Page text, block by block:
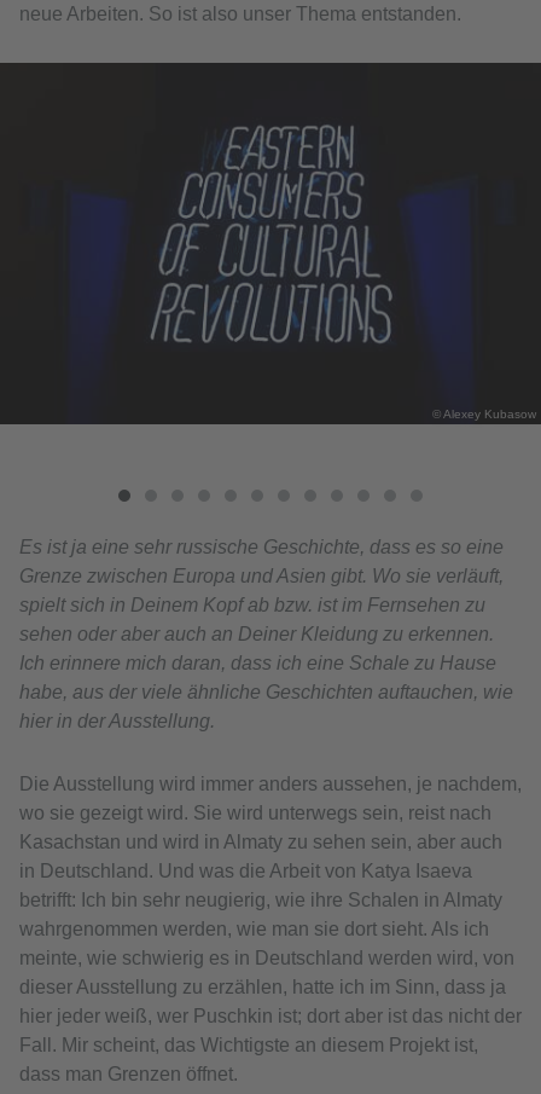
neue Arbeiten. So ist also unser Thema entstanden.
© Alexey Kubasow
Es ist ja eine sehr russische Geschichte, dass es so eine
Grenze zwischen Europa und Asien gibt. Wo sie verläuft,
spielt sich in Deinem Kopf ab bzw. ist im Fernsehen zu
sehen oder aber auch an Deiner Kleidung zu erkennen.
Ich erinnere mich daran, dass ich eine Schale zu Hause
habe, aus der viele ähnliche Geschichten auftauchen, wie
hier in der Ausstellung.
Die Ausstellung wird immer anders aussehen, je nachdem,
wo sie gezeigt wird. Sie wird unterwegs sein, reist nach
Kasachstan und wird in Almaty zu sehen sein, aber auch
in Deutschland. Und was die Arbeit von Katya Isaeva
betrifft: Ich bin sehr neugierig, wie ihre Schalen in Almaty
wahrgenommen werden, wie man sie dort sieht. Als ich
meinte, wie schwierig es in Deutschland werden wird, von
dieser Ausstellung zu erzählen, hatte ich im Sinn, dass ja
hier jeder weiß, wer Puschkin ist; dort aber ist das nicht der
Fall. Mir scheint, das Wichtigste an diesem Projekt ist,
dass man Grenzen öffnet.